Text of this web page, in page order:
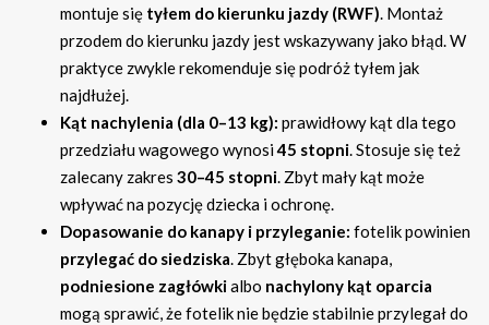
montuje się tyłem do kierunku jazdy (RWF). Montaż
przodem do kierunku jazdy jest wskazywany jako błąd. W
praktyce zwykle rekomenduje się podróż tyłem jak
najdłużej.
Kąt nachylenia (dla 0–13 kg): prawidłowy kąt dla tego
przedziału wagowego wynosi45 stopni. Stosuje się też
zalecany zakres 30–45 stopni. Zbyt mały kąt może
wpływać na pozycję dziecka i ochronę.
Dopasowanie do kanapy i przyleganie: fotelik powinien
przylegać do siedziska. Zbyt głęboka kanapa,
podniesione zagłówkialbo nachylony kąt oparcia
mogą sprawić, że fotelik nie będzie stabilnie przylegał do